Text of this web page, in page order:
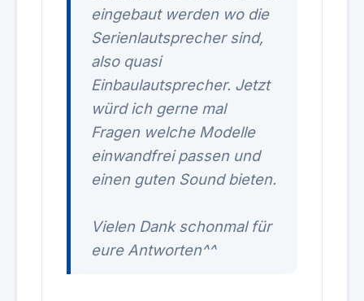
eingebaut werden wo die
Serienlautsprecher sind,
also quasi
Einbaulautsprecher. Jetzt
würd ich gerne mal
Fragen welche Modelle
einwandfrei passen und
einen guten Sound bieten.
Vielen Dank schonmal für
eure Antworten^^